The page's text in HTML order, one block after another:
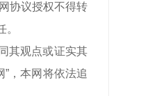
协议授权不得转
其观点或证实其
，本网将依法追